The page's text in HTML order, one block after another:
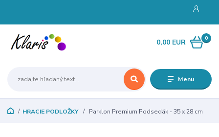
Menu
0
0,00 EUR
HRACIE PODLOŽKY Parklon Premium Podsedák - 35 x 28 cm